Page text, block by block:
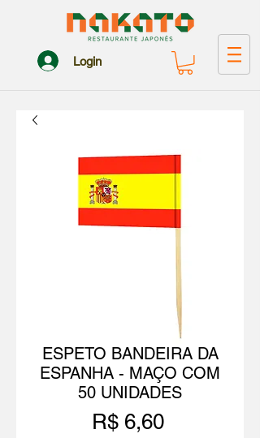
Login
ESPETO BANDEIRA DA
ESPANHA - MAÇO COM
50 UNIDADES
R$ 6,60Preço